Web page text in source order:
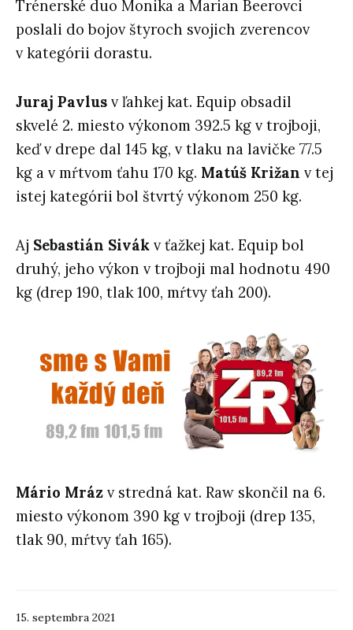
15. septembra 2021
Trénerské duo Monika a Marian Beerovci
poslali do bojov štyroch svojich zverencov
v kategórii dorastu.
Juraj Pavlus v ľahkej kat. Equip obsadil
skvelé 2. miesto výkonom 392.5 kg v trojboji,
keď v drepe dal 145 kg, v tlaku na lavičke 77.5
kg a v mŕtvom ťahu 170 kg. Matúš Križan v tej
istej kategórii bol štvrtý výkonom 250 kg.
Aj Sebastián Sivák v ťažkej kat. Equip bol
druhý, jeho výkon v trojboji mal hodnotu 490
kg (drep 190, tlak 100, mŕtvy ťah 200).
Mário Mráz v stredná kat. Raw skončil na 6.
miesto výkonom 390 kg v trojboji (drep 135,
tlak 90, mŕtvy ťah 165).